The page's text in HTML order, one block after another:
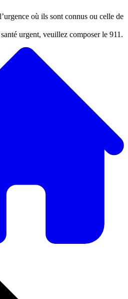
où ils sont connus ou celle de
urgent, veuillez composer le 911.